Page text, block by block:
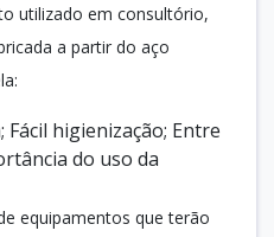
utilizado em consultório,
a partir do aço
Fácil higienização; Entre
do uso da
equipamentos que terão